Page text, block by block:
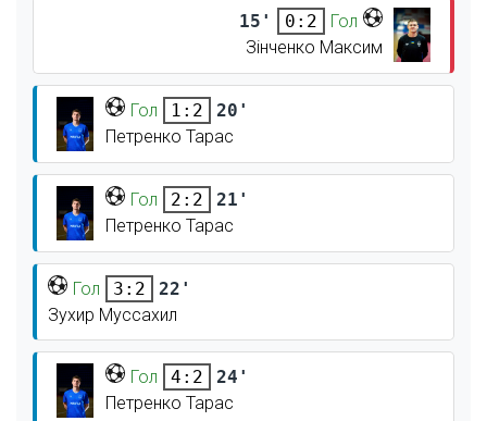
15' 0:2
Гол
Зінченко Максим
Гол 1:2
20'
Петренко Тарас
Гол 2:2
21'
Петренко Тарас
Гол 3:2
22'
Зухир Муссахил
Гол 4:2
24'
Петренко Тарас